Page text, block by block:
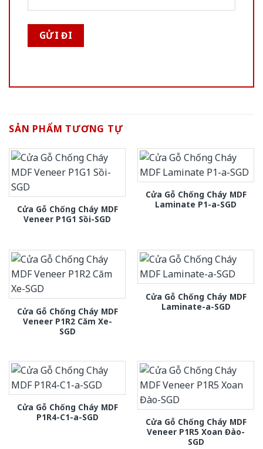
SẢN PHẨM TƯƠNG TỰ
Cửa Gỗ Chống Cháy MDF
Veneer P1G1 Sồi-SGD
Cửa Gỗ Chống Cháy MDF
Laminate P1-a-SGD
Cửa Gỗ Chống Cháy MDF
Veneer P1R2 Căm Xe-
SGD
Cửa Gỗ Chống Cháy MDF
Laminate-a-SGD
Cửa Gỗ Chống Cháy MDF
P1R4-C1-a-SGD
Cửa Gỗ Chống Cháy MDF
Veneer P1R5 Xoan Đào-
SGD